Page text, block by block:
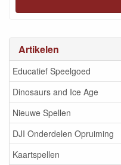
Artikelen
Educatief Speelgoed
Dinosaurs and Ice Age
Nieuwe Spellen
DJI Onderdelen Opruiming
Kaartspellen